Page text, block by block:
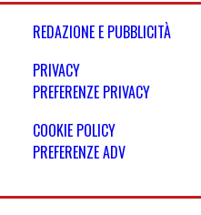
REDAZIONE E PUBBLICITÀ
PRIVACY
PREFERENZE PRIVACY
COOKIE POLICY
PREFERENZE ADV